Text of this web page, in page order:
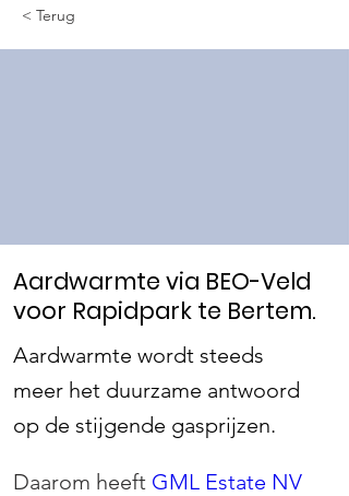
< Terug
Aardwarmte via BEO-Veld
voor Rapidpark te Bertem.
Aardwarmte wordt steeds
meer het duurzame antwoord
op de stijgende gasprijzen.
Daarom heeft GML Estate NV